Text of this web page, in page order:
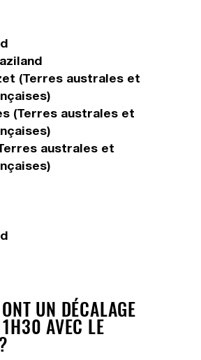
(Terres australes et
(Terres australes et
australes et
UN DÉCALAGE
AVEC LE